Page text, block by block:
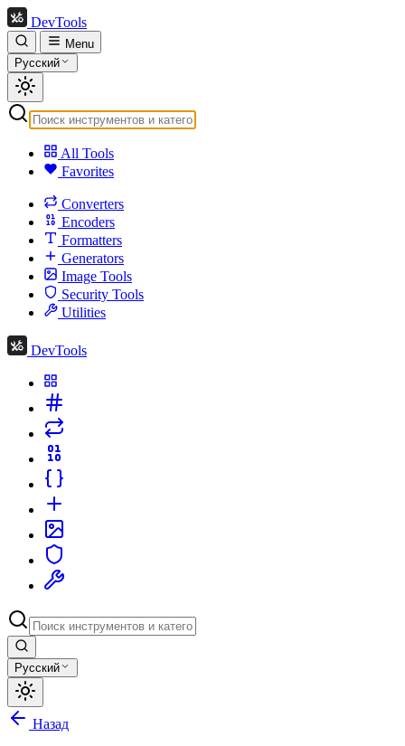
DevTools
Menu
Русский
All Tools
Favorites
Converters
Encoders
Formatters
Generators
Image Tools
Security Tools
Utilities
DevTools
Русский
Назад